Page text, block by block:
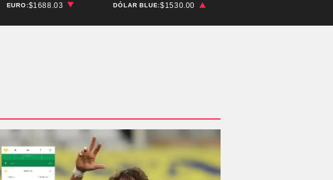
EURO:$1688.03 DÓLAR BLUE:$1530.00